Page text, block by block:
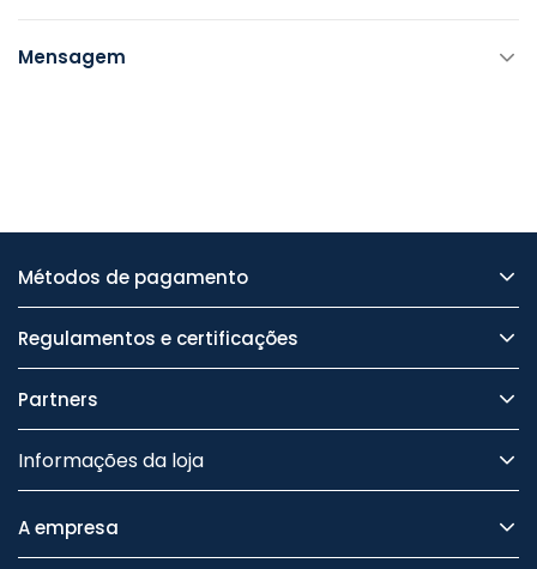
Mensagem
Métodos de pagamento
Regulamentos e certificações
Partners
Informações da loja
A empresa